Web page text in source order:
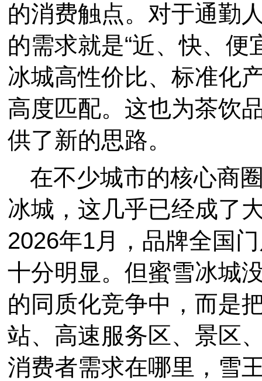
的消费触点。对于通勤
的需求就是“近、快、便
冰城高性价比、标准化
高度匹配。这也为茶饮
供了新的思路。
在不少城市的核心商
冰城，这几乎已经成了
2026年1月，品牌全国
十分明显。但蜜雪冰城
的同质化竞争中，而是
站、高速服务区、景区
消费者需求在哪里，雪